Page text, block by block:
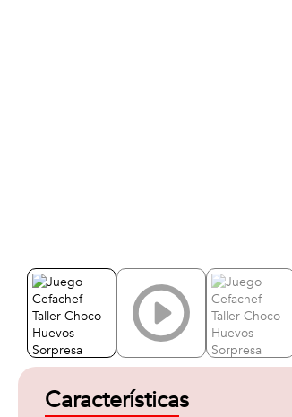
Características